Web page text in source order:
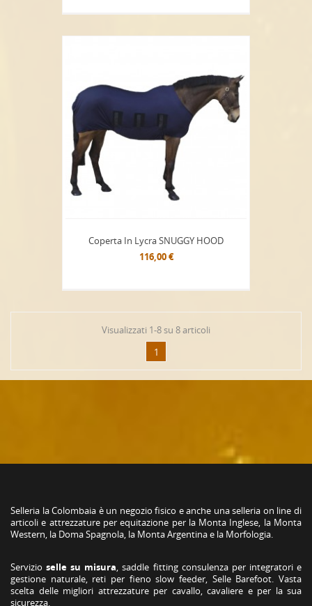
Coperta In Lycra SNUGGY HOOD
116,00 €
Visualizzati 1-8 su 8 articoli
1
Selleria la Colombaia è un negozio fisico e anche una selleria on line di
articoli e attrezzature per equitazione per la Monta Inglese, la Monta
Western, la Doma Spagnola, la Monta Argentina e la Morfologia.
Servizioselle su misura, saddle fitting consulenza per integratori e
gestione naturale, reti per fieno slow feeder, Selle Barefoot. Vasta
scelta delle migliori attrezzature per cavallo, cavaliere e per la sua
sicurezza.